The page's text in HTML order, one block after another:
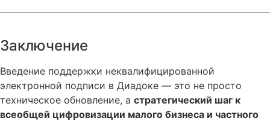
Заключение
Введение поддержки неквалифицированной
электронной подписи в Диадоке — это не просто
техническое обновление, а стратегический шаг к
всеобщей цифровизации малого бизнеса и частного